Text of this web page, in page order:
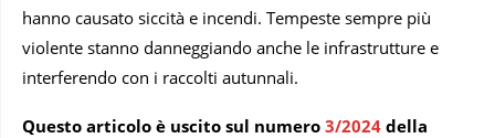
hanno causato siccità e incendi. Tempeste sempre più
violente stanno danneggiando anche le infrastrutture e
interferendo con i raccolti autunnali.
Questo articolo è uscito sul numero 3/2024 della